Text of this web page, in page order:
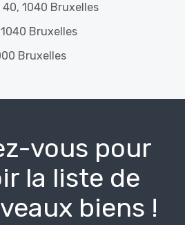
1040 Bruxelles
Bruxelles
Bruxelles
vous pour
la liste de
biens !